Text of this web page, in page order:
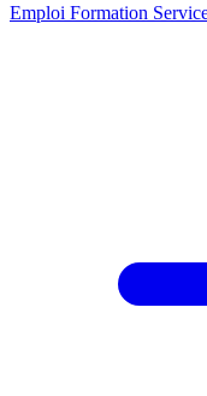
Emploi Formation